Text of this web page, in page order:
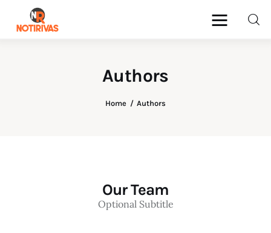
Authors
Home Authors
Nacionales
Our Team
Optional Subtitle